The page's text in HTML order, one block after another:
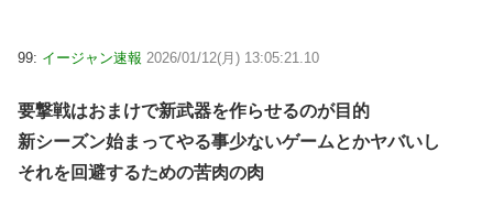
99: イージャン速報 2026/01/12(月) 13:05:21.10
要撃戦はおまけで新武器を作らせるのが目的
新シーズン始まってやる事少ないゲームとかヤバいし
それを回避するための苦肉の肉